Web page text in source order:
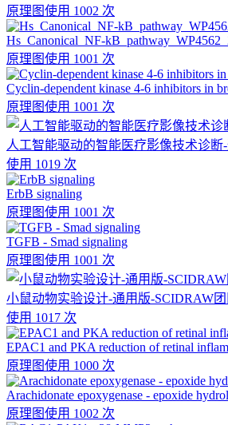
原理图使用 1002 次
Hs_Canonical_NF-
原理图使用 1001 次
Cyclin-dependent kinase 4-6 inhibitors in
原理图使用 1001 次
人工智能驱动的智能医疗影像技术诊断
使用 1019 次
ErbB signaling
原理图使用 1001 次
TGFB - Smad signaling
原理图使用 1001 次
小鼠动物实验设计-通用版-SCIDRAW团
使用 1017 次
EPAC1 and PKA reduction of retinal
原理图使用 1000 次
Arachidonate epoxygenase - epoxide
原理图使用 1002 次